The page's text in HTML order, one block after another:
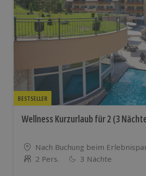
BESTSELLER
Wellness Kurzurlaub für 2 (3
Standort
Nach Buchung beim
Anzahl der Teilnehmer
2 Pers. 3 Nächte